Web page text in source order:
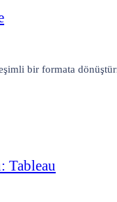
bir formata
Tableau